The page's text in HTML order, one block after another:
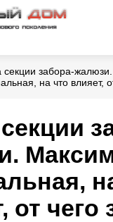
секции забора-
на что влияет,
от чего